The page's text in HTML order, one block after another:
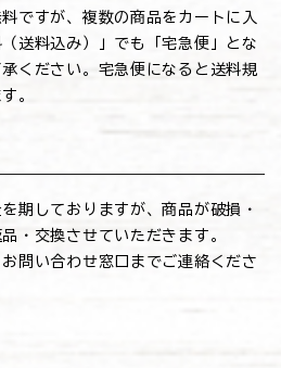
ですが、複数の商品をカートに入
送料込み）」でも「宅急便」とな
ください。宅急便になると送料規
。
期しておりますが、商品が破損・
・交換させていただきます。
問い合わせ窓口までご連絡くださ